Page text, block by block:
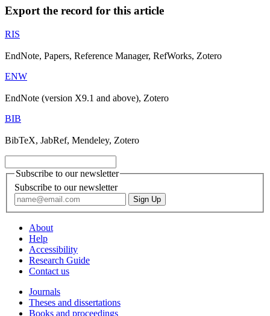
Export the record for this article
RIS
EndNote, Papers, Reference Manager, RefWorks, Zotero
ENW
EndNote (version X9.1 and above), Zotero
BIB
BibTeX, JabRef, Mendeley, Zotero
Subscribe to our newsletter
Subscribe to our newsletter
About
Help
Accessibility
Research Guide
Contact us
Journals
Theses and dissertations
Books and proceedings